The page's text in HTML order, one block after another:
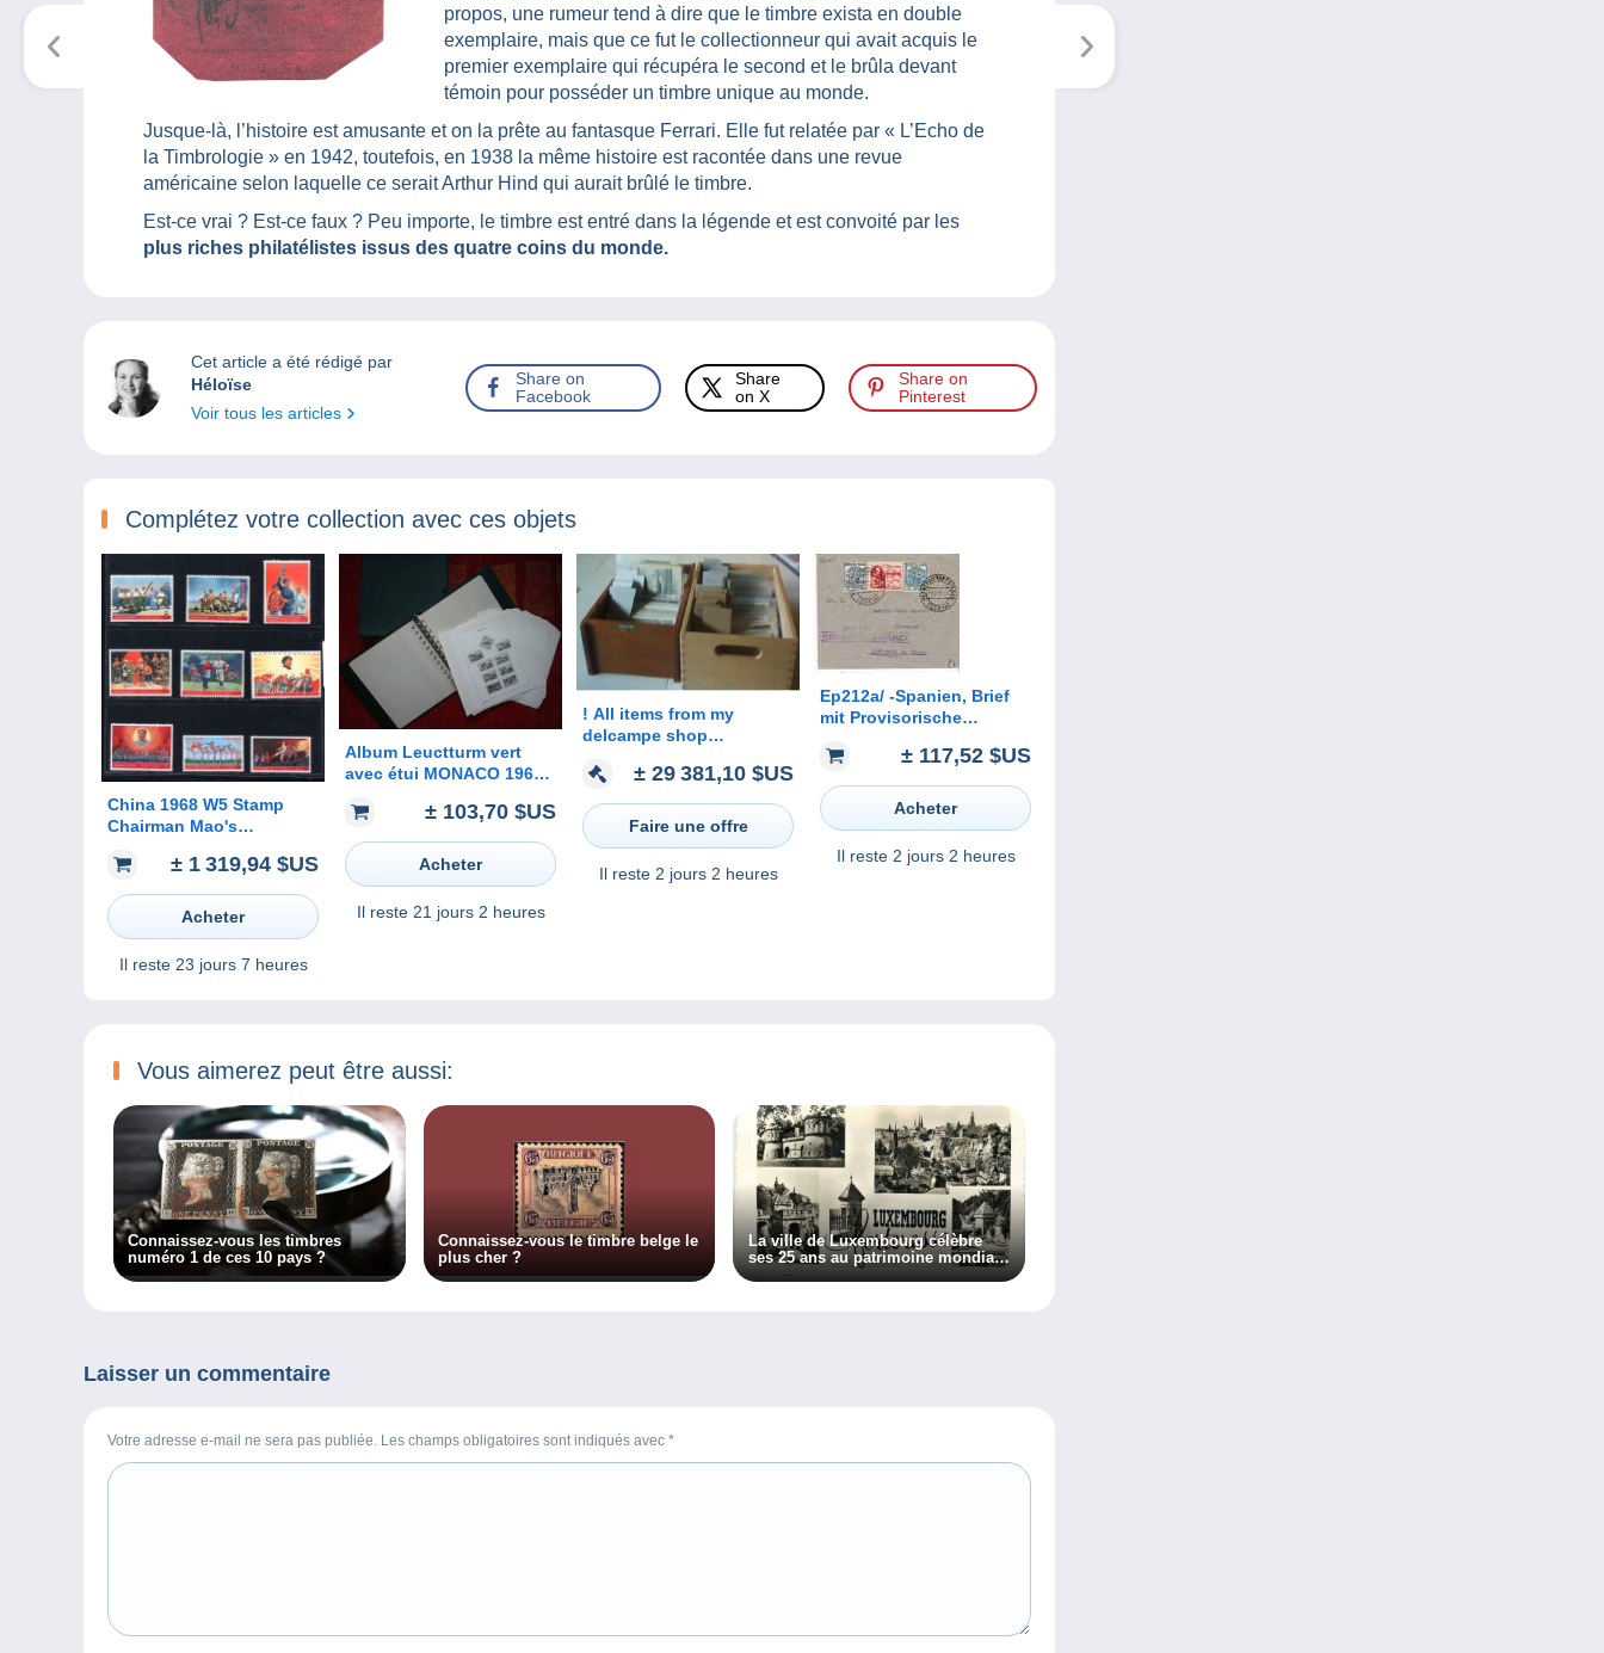
propos, une rumeur tend à dire que le timbre exista en double
exemplaire, mais que ce fut le collectionneur qui avait acquis le
premier exemplaire qui récupéra le second et le brûla devant
témoin pour posséder un timbre unique au monde.
Jusque-là, l’histoire est amusante et on la prête au fantasque Ferrari. Elle fut relatée par « L’Echo de
la Timbrologie » en 1942, toutefois, en 1938 la même histoire est racontée dans une revue
américaine selon laquelle ce serait Arthur Hind qui aurait brûlé le timbre.
Est-ce vrai ? Est-ce faux ? Peu importe, le timbre est entré dans la légende et est convoité par les
plus riches philatélistes issus des quatre coins du monde.
Cet article a été rédigé par
Héloïse
Voir tous les articles
Share on
Facebook
Share
on X
Share on
Pinterest
Complétez votre collection avec ces objets
China 1968 W5 Stamp
Chairman Mao's
Art MNH Stamps
± 1 319,94 $US
Acheter
Il reste 23 jours 7 heures
Album Leuctturm vert
avec étui MONACO 1964 /
préimprimées ( avec
pochettes plastiques)
sans timbre.
± 103,70 $US
Acheter
Il reste 21 jours 2 heures
! All items from my
delcampe shop
stamps, postcards,
Autographs
± 29 381,10 $US
Faire une offre
Il reste 2 jours 2 heures
Ep212a/ -Spanien, Brief
mit Provisorische
(Soria) 1937 nach
Berlanga de Duero
± 117,52 $US
Acheter
Il reste 2 jours 2 heures
Vous aimerez peut être aussi:
Connaissez-vous les timbres
numéro 1 de ces 10 pays ?
Connaissez-vous le timbre belge le
plus cher ?
La ville de Luxembourg célèbre
ses 25 ans au patrimoine mondial
de l’Unesco
Laisser un commentaire
Votre adresse e-mail ne sera pas publiée. Les champs obligatoires sont indiqués avec *